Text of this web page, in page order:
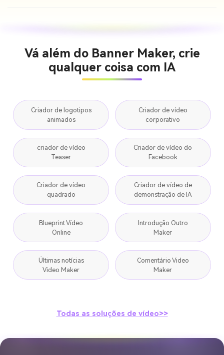
Vá além do Banner Maker, crie
qualquer coisa com IA
Criador de logotipos
animados
Criador de vídeo
corporativo
criador de vídeo
Teaser
Criador de vídeo do
Facebook
Criador de vídeo
quadrado
Criador de vídeo de
demonstração de IA
Blueprint Vídeo
Online
Introdução Outro
Maker
Últimas notícias
Video Maker
Comentário Video
Maker
Todas as soluções de vídeo>>